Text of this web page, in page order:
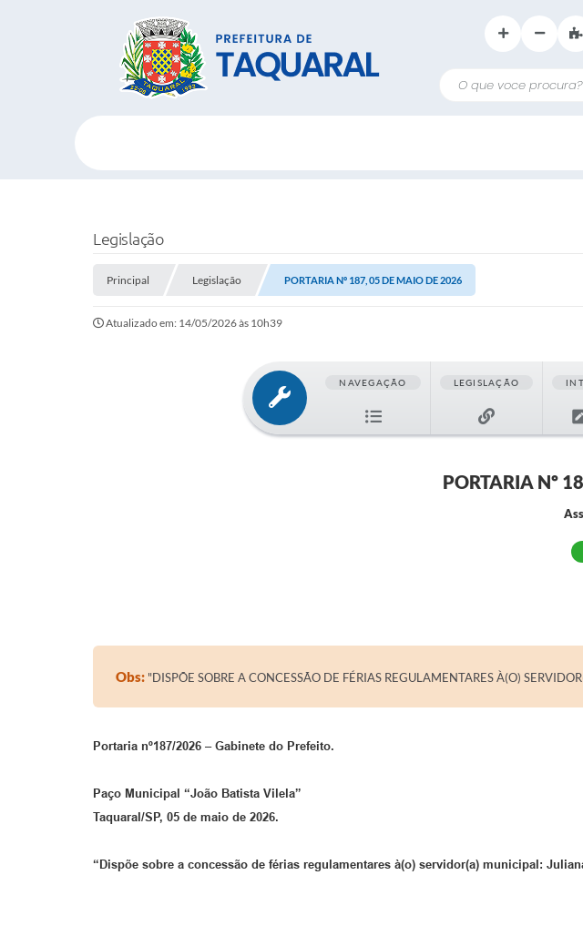
O que voce procura?
Legislação
Principal Legislação PORTARIA Nº 187, 05 DE MAIO DE 2026
Atualizado em: 14/05/2026 às 10h39
NAVEGAÇÃO LEGISLAÇÃO
PORTARIA Nº
Obs: "DISPÕE SOBRE A CONCESSÃO DE FÉRIAS REGULAMENTARES À(O)
Portaria nº187/2026 – Gabinete do Prefeito.
Paço Municipal “João Batista Vilela”
Taquaral/SP, 05 de maio de 2026.
“Dispõe sobre a concessão de férias regulamentares à(o) servidor(a) municipal: